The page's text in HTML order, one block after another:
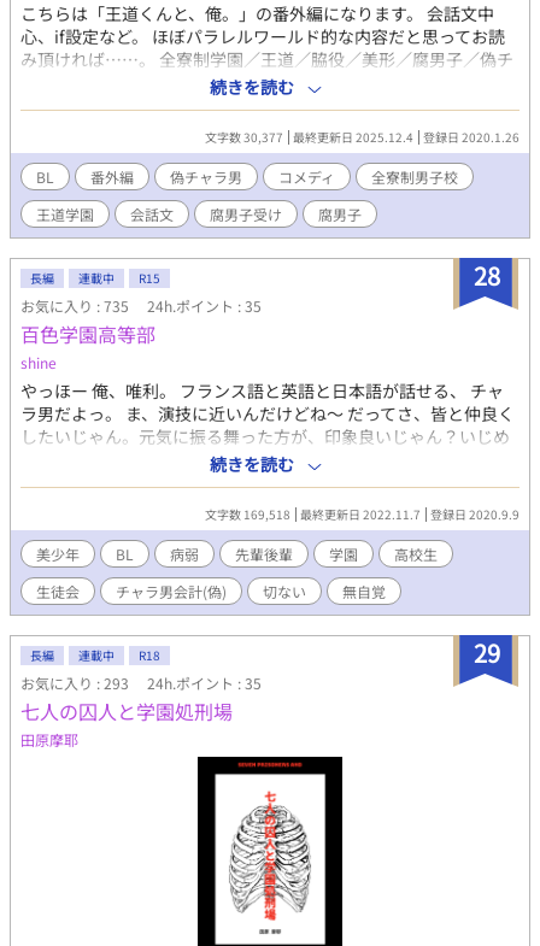
こちらは「王道くんと、俺。」の番外編になります。 会話文中
心、if設定など。 ほぼパラレルワールド的な内容だと思ってお読
み頂ければ……。 全寮制学園／王道／脇役／美形／腐男子／偽チ
ャラ男／親衛隊持ち／訳あり／攻め複数 ※先に「本編」をお読み
になってからご覧ください。 ※一部、記号や擬音を使用していま
す。苦手な方は回避をお願い致します。
続きを読む
文字数 30,377 最終更新日 2025.12.4 登録日 2020.1.26
BL 番外編 偽チャラ男 コメディ
全寮制男子校
王道学園
会話文 腐男子受け 腐男子
28
長編 連載中 R15
お気に入り : 735 24h.ポイント : 35
百色学園高等部
shine
やっほー 俺、唯利。 フランス語と英語と日本語が話せる、 チャ
ラ男だよっ。 ま、演技に近いんだけどね～ だってさ、皆と仲良く
したいじゃん。元気に振る舞った方が、印象良いじゃん？いじめ
られるのとか怖くてやだしー そんでもって、ユイリーンって何故
か女の子っぽい名前でよばれちゃってるけどぉ～ 俺はいじられて
るの？ま、いっか。あだ名つけてもらったってことにしよ。 うん
うん。あだ名つけるのは仲良くなった証拠だっていうしねー 俺は
実は病気なの?? 変なこというと皆に避けられそうだから、隠しと
こー ってな感じで～ 物語スタート～!! 更新は不定期まじごめ。ス
トーリーのストックがなくなっちゃって…………涙。暫く書きだ
めたら、公開するね。これは質のいいストーリーを皆に提供する
ためなんよ!!ゆるしてぇ～R15は保険だ。 病弱、無自覚、トリリ
ンガル、美少年が、総受けって話にしたかったんだけど、キャラ
が暴走しだしたから……どうやら、……うん。切ない系とかがは
いりそうだなぁ……
続きを読む
文字数 169,518 最終更新日 2022.11.7 登録日 2020.9.9
美少年 BL 病弱 先輩後輩 学園
高校生
生徒会
チャラ男会計(偽) 切ない 無自覚
29
長編 連載中 R18
お気に入り : 293 24h.ポイント : 35
七人の囚人と学園処刑場
田原摩耶